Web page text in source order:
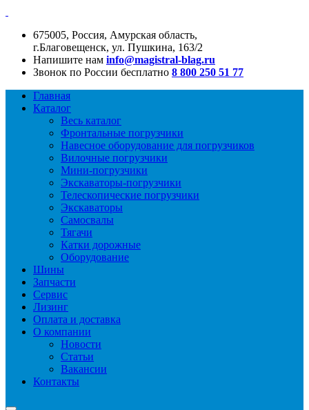
675005, Россия, Амурская область,
г.Благовещенск, ул. Пушкина, 163/2
Напишите нам info@magistral-blag.ru
Звонок по России бесплатно 8 800 250 51 77
Главная
Каталог
Весь каталог
Фронтальные погрузчики
Навесное оборудование для погрузчиков
Вилочные погрузчики
Мини-погрузчики
Экскаваторы-погрузчики
Телескопические погрузчики
Экскаваторы
Самосвалы
Тягачи
Катки дорожные
Оборудование
Шины
Запчасти
Сервис
Лизинг
Оплата и доставка
О компании
Новости
Статьи
Вакансии
Контакты